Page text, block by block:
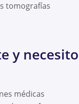
tomografías
y necesito
médicas